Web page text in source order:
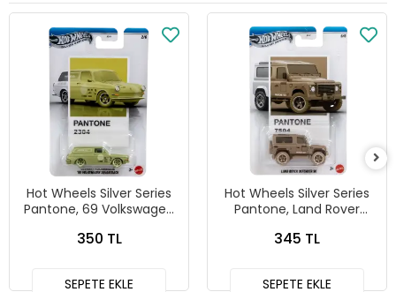
Hot Wheels Silver Series
Pantone, 69 Volkswagen
350 TL
SEPETE EKLE
Hot Wheels Silver Series
Pantone, Land Rover
345 TL
SEPETE EKLE